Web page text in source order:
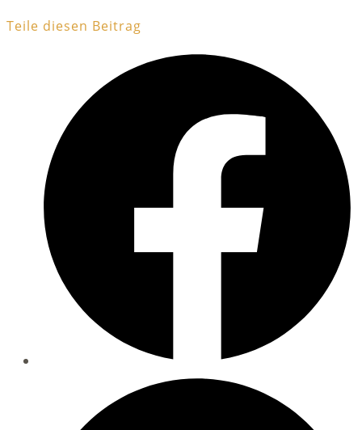
Teile diesen Beitrag